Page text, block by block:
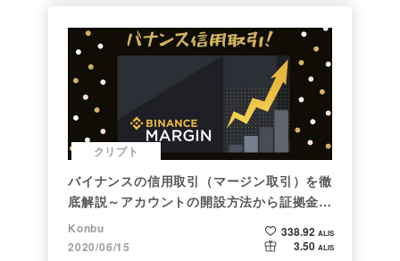
クリプト
バイナンスの信用取引（マージン取引）を徹
底解説～アカウントの開設方法から証拠金計
算例まで～
Konbu
2020/06/15
338.92 ALIS
3.50 ALIS